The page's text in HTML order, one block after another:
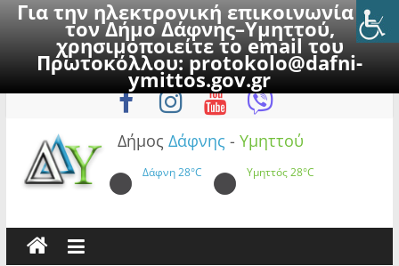
Για την ηλεκτρονική επικοινωνία με
τον Δήμο Δάφνης–Υμηττού,
χρησιμοποιείτε το email του
Πρωτοκόλλου:protokolo@dafni-
ymittos.gov.gr
to
Πέμπτη, 6 Αυγούστου 2026
Δήμος Δάφνης - Υμηττού
Δάφνη28°C Υμηττός28°C